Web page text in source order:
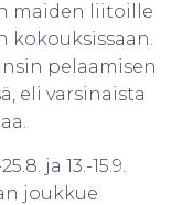
maiden liitoille
kokouksissaan.
pelaamisen
eli varsinaista
ja 13.-15.9.
joukkue